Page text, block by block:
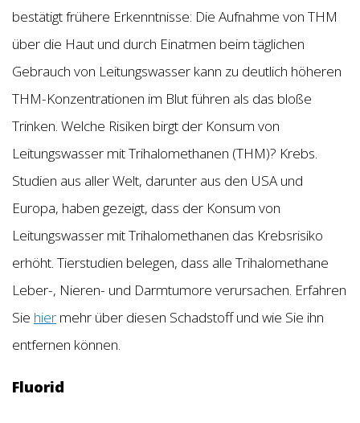
bestätigt frühere Erkenntnisse: Die Aufnahme von THM
über die Haut und durch Einatmen beim täglichen
Gebrauch von Leitungswasser kann zu deutlich höheren
THM-Konzentrationen im Blut führen als das bloße
Trinken. Welche Risiken birgt der Konsum von
Leitungswasser mit Trihalomethanen (THM)? Krebs.
Studien aus aller Welt, darunter aus den USA und
Europa, haben gezeigt, dass der Konsum von
Leitungswasser mit Trihalomethanen das Krebsrisiko
erhöht. Tierstudien belegen, dass alle Trihalomethane
Leber-, Nieren- und Darmtumore verursachen. Erfahren
Sie hier mehr über diesen Schadstoff und wie Sie ihn
entfernen können.
Fluorid